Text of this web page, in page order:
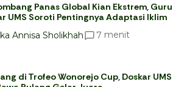
Panas Global Kian Ekstrem, Guru
UMS Soroti Pentingnya Adaptasi Iklim
Annisa Sholikhah
7 menit
di Trofeo Wonorejo Cup, Doskar UMS